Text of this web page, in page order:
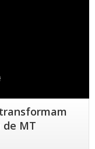
de MT